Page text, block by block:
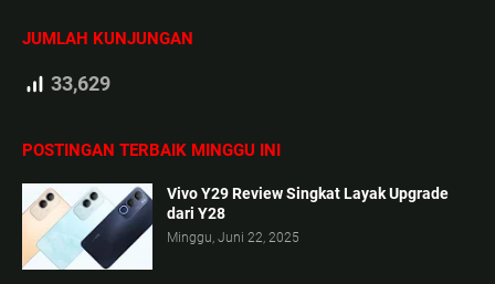
JUMLAH KUNJUNGAN
33,629
POSTINGAN TERBAIK MINGGU INI
Vivo Y29 Review Singkat Layak Upgrade
dari Y28
Minggu, Juni 22, 2025